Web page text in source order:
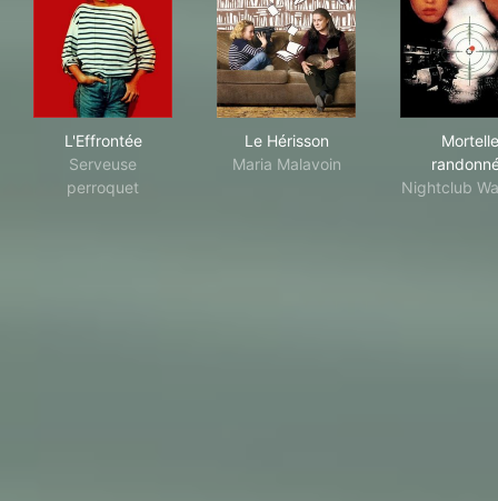
L'Effrontée
Serveuse
perroquet
Le Hérisson
Maria Malavoin
Mortelle
Nightclub